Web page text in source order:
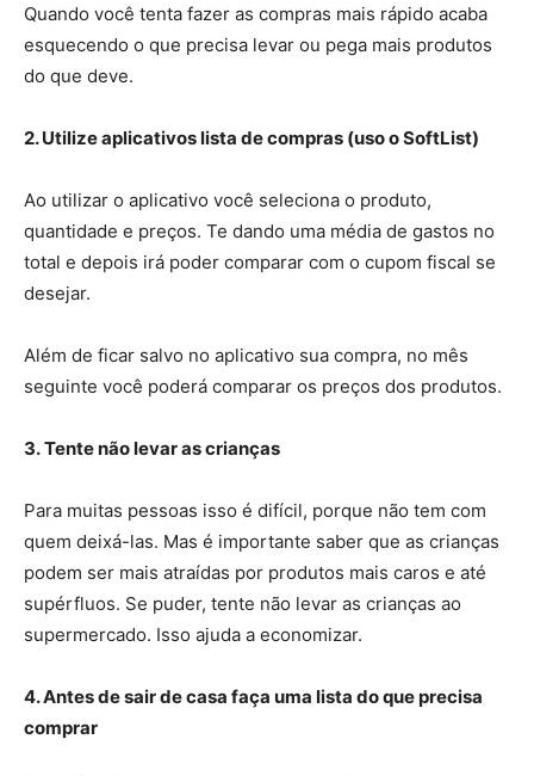
Quando você tenta fazer as compras mais rápido acaba
esquecendo o que precisa levar ou pega mais produtos
do que deve.
2. Utilize aplicativos lista de compras (uso o SoftList)
Ao utilizar o aplicativo você seleciona o produto,
quantidade e preços. Te dando uma média de gastos no
total e depois irá poder comparar com o cupom fiscal se
desejar.
Além de ficar salvo no aplicativo sua compra, no mês
seguinte você poderá comparar os preços dos produtos.
3.Tente não levar as crianças
Para muitas pessoas isso é difícil, porque não tem com
quem deixá-las. Mas é importante saber que as crianças
podem ser mais atraídas por produtos mais caros e até
supérfluos. Se puder, tente não levar as crianças ao
supermercado. Isso ajuda a economizar.
4. Antes de sair de casa faça uma lista do que precisa
comprar